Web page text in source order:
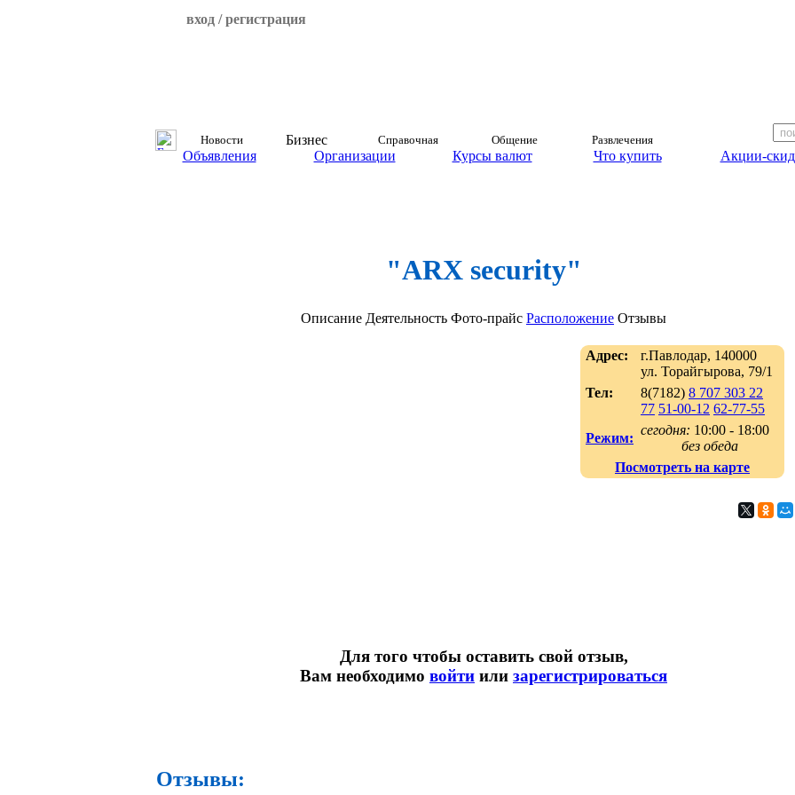
вход / регистрация
Новости Бизнес Справочная Общение Развлечения
Объявления Организации Курсы валют Что купить Акции-
"ARX security"
Описание Деятельность Фото-прайс Расположение Отзывы
Адрес:
г.Павлодар, 140000
ул. Торайгырова, 79/1
Тел:
8(7182) 8 707 303 22
77 51-00-12 62-77-55
Режим:
сегодня: 10:00 - 18:00
без обеда
Посмотреть на карте
Для того чтобы оставить свой отзыв,
Вам необходимо войти или зарегистрироваться
Отзывы: